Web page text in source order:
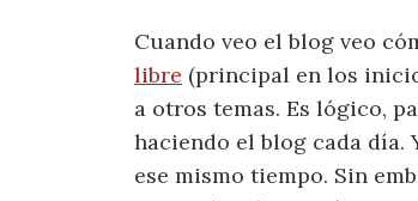
Cuando veo el blog veo
libre (principal en los
a otros temas. Es lógico,
haciendo el blog cada día.
ese mismo tiempo. Sin